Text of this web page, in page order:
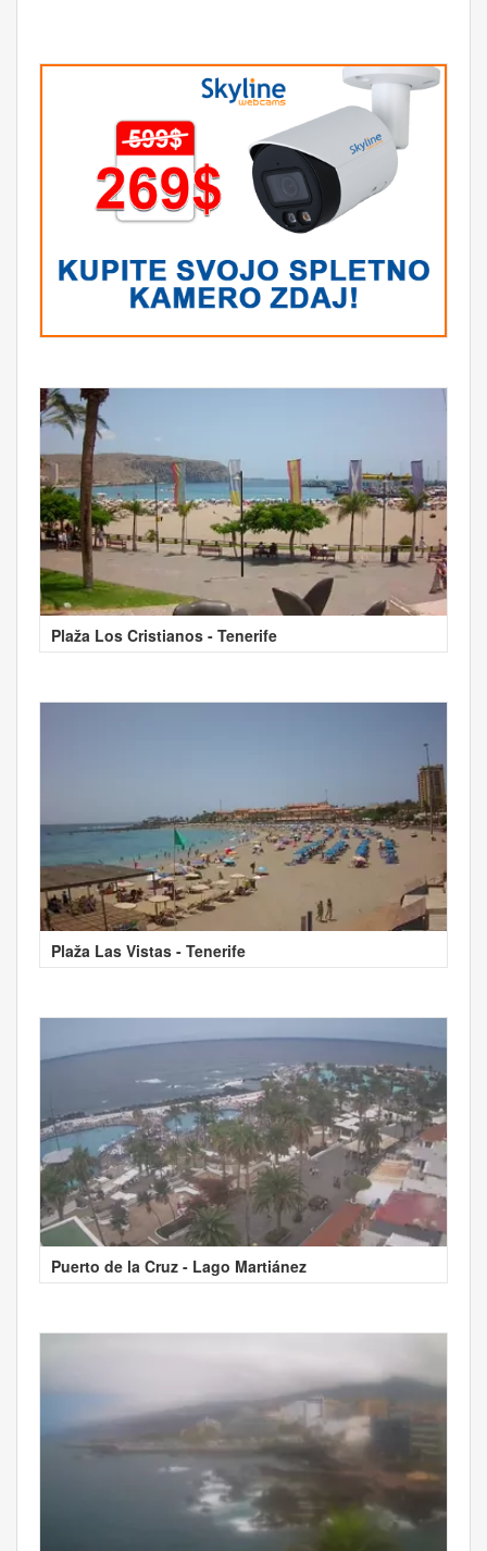
Plaža Los Cristianos - Tenerife
Plaža Las Vistas - Tenerife
Puerto de la Cruz - Lago Martiánez